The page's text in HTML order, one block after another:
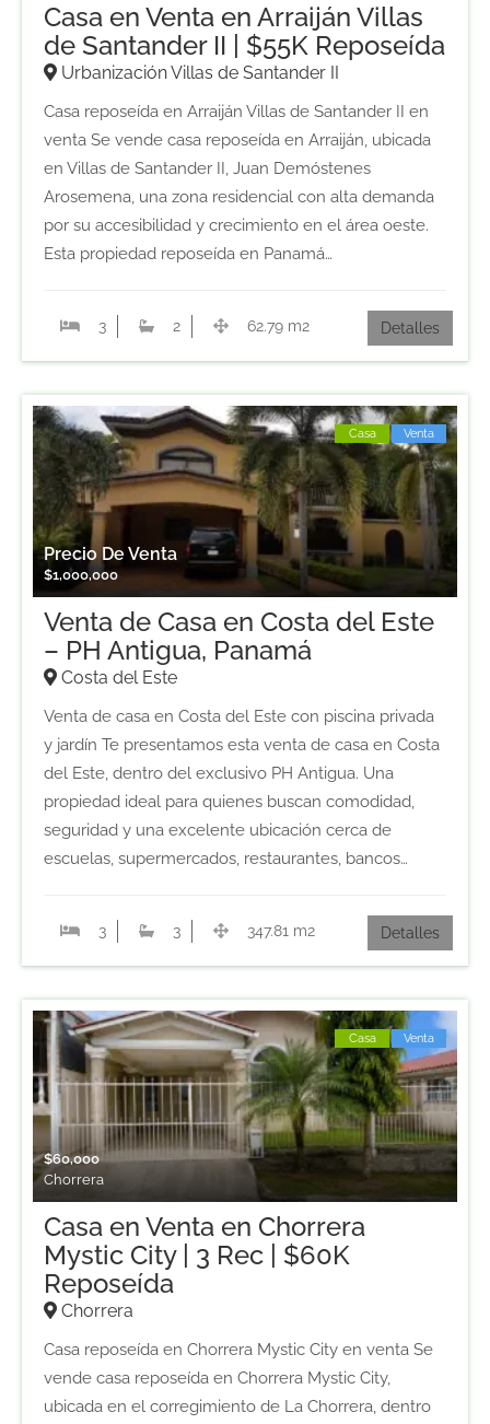
Casa en Venta en Arraiján Villas
de Santander II | $55K Reposeída
Urbanización Villas de Santander II
Casa reposeída en Arraiján Villas de Santander II en
venta Se vende casa reposeída en Arraiján, ubicada
en Villas de Santander II, Juan Demóstenes
Arosemena, una zona residencial con alta demanda
por su accesibilidad y crecimiento en el área oeste.
Esta propiedad reposeída en Panamá…
3 2 62.79 m2 Detalles
Precio De Venta
$1,000,000
Venta
Casa
Venta de Casa en Costa del Este
– PH Antigua, Panamá
Costa del Este
Venta de casa en Costa del Este con piscina privada
y jardín Te presentamos esta venta de casa en Costa
del Este, dentro del exclusivo PH Antigua. Una
propiedad ideal para quienes buscan comodidad,
seguridad y una excelente ubicación cerca de
escuelas, supermercados, restaurantes, bancos…
3 3 347.81 m2 Detalles
$60,000
Chorrera
Venta
Casa
Casa en Venta en Chorrera
Mystic City | 3 Rec | $60K
Reposeída
Chorrera
Casa reposeída en Chorrera Mystic City en venta Se
vende casa reposeída en Chorrera Mystic City,
ubicada en el corregimiento de La Chorrera, dentro